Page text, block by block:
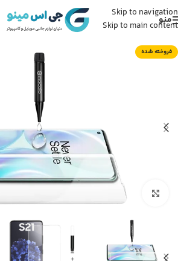
Skip to navigation
Skip to main content
منو
فروخته شده
برای بزرگنمایی کلیک کنید